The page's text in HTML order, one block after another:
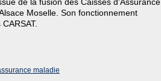
Moselle. Son fonctionnement
maladie